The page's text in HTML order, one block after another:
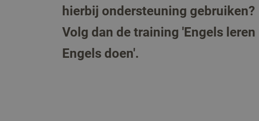
hierbij ondersteuning gebruiken?
Volg dan de training 'Engels leren
Engels doen'.